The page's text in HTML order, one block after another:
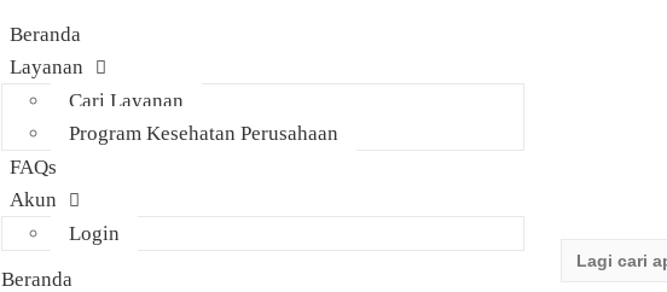
Beranda
Layanan
Cari Layanan
Program Kesehatan Perusahaan
FAQs
Akun
Login
Beranda
for: